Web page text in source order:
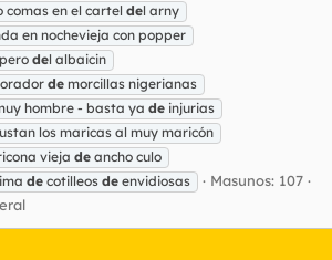
comas en el cartel del arny
en nochevieja con popper
del albaicin
de morcillas nigerianas
hombre - basta ya de injurias
los maricas al muy maricón
vieja de ancho culo
de cotilleos de envidiosas
Masunos: 107